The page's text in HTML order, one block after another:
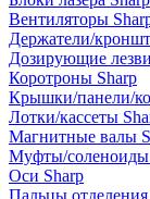
Вентиляторы
Держатели/
Дозирующие
Коротроны Sharp
Крышки/панели/
Лотки/кассеты
Магнитные валы
Муфты/соленоиды
Оси Sharp
Пальцы отделения